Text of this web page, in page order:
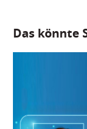
Das könnte